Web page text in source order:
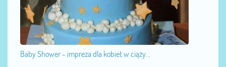
Baby Shower - impreza dla kobiet w ciąży...